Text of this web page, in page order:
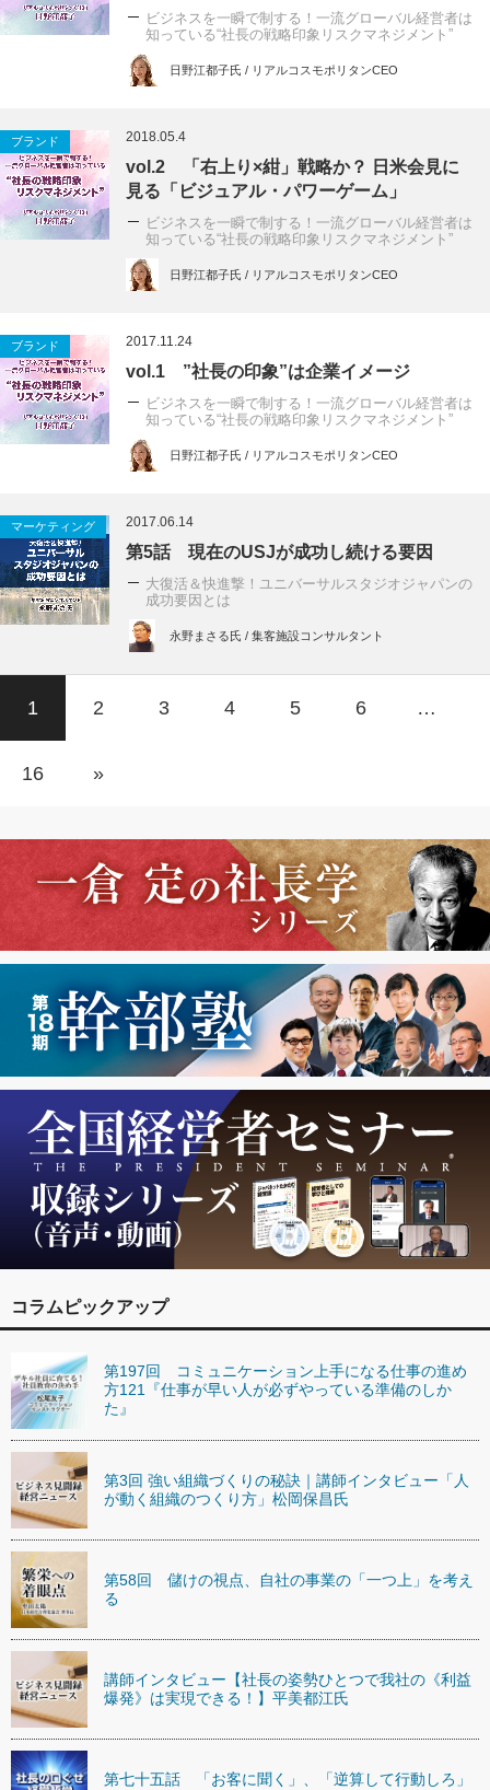
ビジネスを一瞬で制する！一流グローバル経営者は
知っている“社長の戦略印象リスクマネジメント”
日野江都子氏 / リアルコスモポリタンCEO
ブランド 2018.05.4
vol.2 「右上り×紺」戦略か？ 日米会見に
見る「ビジュアル・パワーゲーム」
ビジネスを一瞬で制する！一流グローバル経営者は
知っている“社長の戦略印象リスクマネジメント”
日野江都子氏 / リアルコスモポリタンCEO
ブランド 2017.11.24
vol.1 ”社長の印象”は企業イメージ
ビジネスを一瞬で制する！一流グローバル経営者は
知っている“社長の戦略印象リスクマネジメント”
日野江都子氏 / リアルコスモポリタンCEO
マーケティング 2017.06.14
第5話 現在のUSJが成功し続ける要因
大復活＆快進撃！ユニバーサルスタジオジャパンの
成功要因とは
永野まさる氏 / 集客施設コンサルタント
1 2 3 4 5 6 …
16 »
コラムピックアップ
第197回 コミュニケーション上手になる仕事の進め
方121『仕事が早い人が必ずやっている準備のしか
た』
第3回 強い組織づくりの秘訣｜講師インタビュー「人
が動く組織のつくり方」松岡保昌氏
第58回 儲けの視点、自社の事業の「一つ上」を考え
る
講師インタビュー【社長の姿勢ひとつで我社の《利益
爆発》は実現できる！】平美都江氏
第七十五話 「お客に聞く」、「逆算して行動しろ」